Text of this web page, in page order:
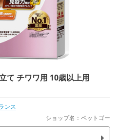
て チワワ用 10歳以上用
ンス
ショップ名：ペットゴー